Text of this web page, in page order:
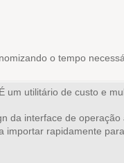
o tempo
um utilitário de custo e
da interface de operação
importar rapidamente